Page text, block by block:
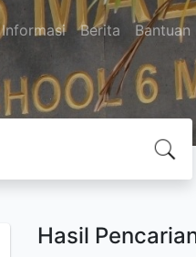
Informasi Berita Bantuan
Hasil